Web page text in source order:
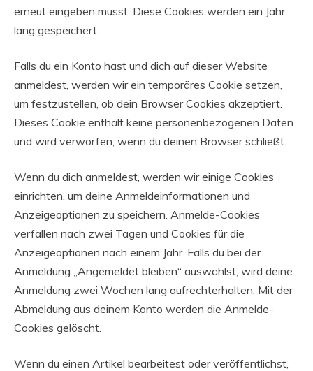
erneut eingeben musst. Diese Cookies werden ein Jahr
lang gespeichert.
Falls du ein Konto hast und dich auf dieser Website
anmeldest, werden wir ein temporäres Cookie setzen,
um festzustellen, ob dein Browser Cookies akzeptiert.
Dieses Cookie enthält keine personenbezogenen Daten
und wird verworfen, wenn du deinen Browser schließt.
Wenn du dich anmeldest, werden wir einige Cookies
einrichten, um deine Anmeldeinformationen und
Anzeigeoptionen zu speichern. Anmelde-Cookies
verfallen nach zwei Tagen und Cookies für die
Anzeigeoptionen nach einem Jahr. Falls du bei der
Anmeldung „Angemeldet bleiben“ auswählst, wird deine
Anmeldung zwei Wochen lang aufrechterhalten. Mit der
Abmeldung aus deinem Konto werden die Anmelde-
Cookies gelöscht.
Wenn du einen Artikel bearbeitest oder veröffentlichst,